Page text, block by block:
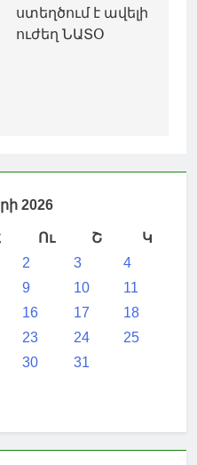
ստեղծում է ավելի
ուժեղ ՆԱՏՕ
2026
Ու Շ
Կ
2 3
4
9 10
11
16 17
18
23 24
25
30 31